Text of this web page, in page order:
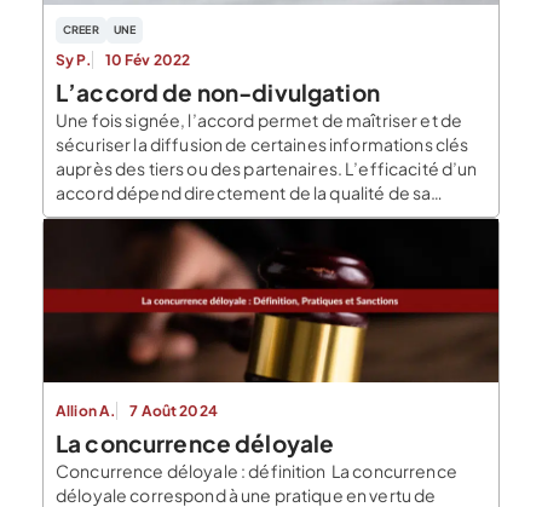
CREER UNE
Sy P. 10 Fév 2022
L’accord de non-divulgation
Une fois signée, l’accord permet de maîtriser et de
sécuriser la diffusion de certaines informations clés
auprès des tiers ou des partenaires. L’efficacité d’un
accord dépend directement de la qualité de sa
rédaction, de la nature des engagements et des
contreparties qu’il prévoit. Dans cet article, nous
définissons ce qu’est un accord de non divulgation […]
Allion A. 7 Août 2024
La concurrence déloyale
Concurrence déloyale : définition La concurrence
déloyale correspond à une pratique en vertu de